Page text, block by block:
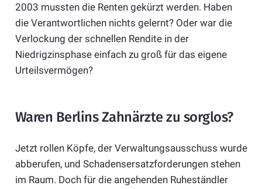
2003 mussten die Renten gekürzt werden. Haben
die Verantwortlichen nichts gelernt? Oder war die
Verlockung der schnellen Rendite in der
Niedrigzinsphase einfach zu groß für das eigene
Urteilsvermögen?
Waren Berlins Zahnärzte zu sorglos?
Jetzt rollen Köpfe, der Verwaltungsausschuss wurde
abberufen, und Schadensersatzforderungen stehen
im Raum. Doch für die angehenden Ruheständler